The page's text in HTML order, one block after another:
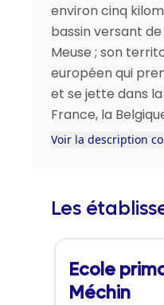
environ cinq
bassin versant de
Meuse ; son
européen qui
et se jette dans
France, la
Voir la description
Les
Ecole
Méchin